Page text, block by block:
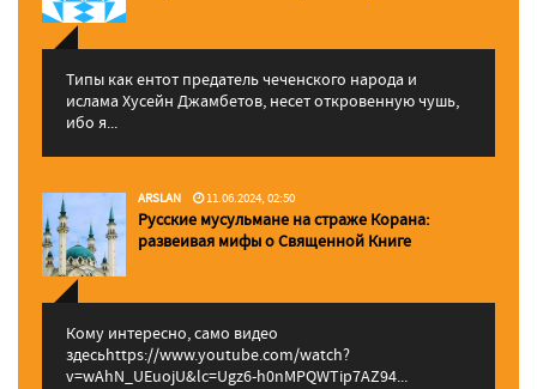
Типы как ентот предатель чеченского народа и
ислама Хусейн Джамбетов, несет откровенную чушь,
ибо я...
ARSLAN 11.06.2024, 02:50
Русские мусульмане на страже Корана:
pазвеивая мифы о Священной Книге
Кому интересно, само видео
здесьhttps://www.youtube.com/watch?
v=wAhN_UEuojU&lc=Ugz6-h0nMPQWTip7AZ94...